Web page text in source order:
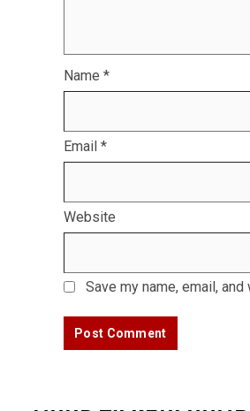
Name *
Email *
Website
Save my name, email,